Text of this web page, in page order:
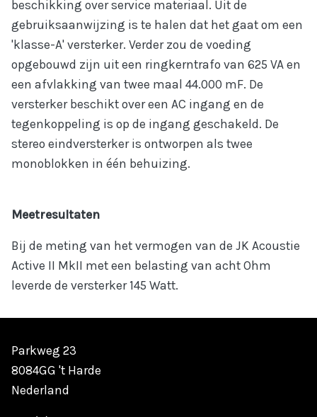
beschikking over service materiaal. Uit de
gebruiksaanwijzing is te halen dat het gaat om een
'klasse-A' versterker. Verder zou de voeding
opgebouwd zijn uit een ringkerntrafo van 625 VA en
een afvlakking van twee maal 44.000 mF. De
versterker beschikt over een AC ingang en de
tegenkoppeling is op de ingang geschakeld. De
stereo eindversterker is ontworpen als twee
monoblokken in één behuizing.
Meetresultaten
Bij de meting van het vermogen van de JK Acoustie
Active II MkII met een belasting van acht Ohm
leverde de versterker 145 Watt.
Parkweg 23
8084GG 't Harde
Nederland